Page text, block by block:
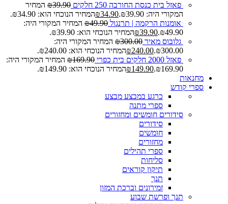
פאזל בית כנסת החורבה 250 חלקים ₪39.90
המחיר
המקורי היה: ₪39.90.
₪34.90
המחיר הנוכחי הוא: ₪34.90.
אומנות הרקמה | תרנגול
₪49.90
המחיר המקורי היה:
₪49.90.
₪39.90
המחיר הנוכחי הוא: ₪39.90.
גלובוס מאיר
₪300.00
המחיר המקורי היה:
₪300.00.
₪240.00
המחיר הנוכחי הוא: ₪240.00.
פאזל 2000 חלקים בית כפרי
₪169.90
המחיר המקורי היה:
₪169.90.
₪149.90
המחיר הנוכחי הוא: ₪149.90.
מחנאות
ספרי קודש
כרגע במבצע מבצע
ספרי מתנה
סידורים חומשים ומחזורים
סידורים
חומשים
מחזורים
ספרי תהילים
סליחות
תיקון קוראים
תנך
זמירונים וברכת המזון
תנך ופרשת שבוע